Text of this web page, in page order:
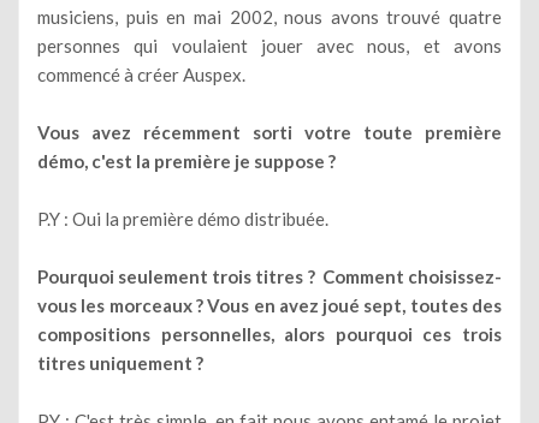
musiciens, puis en mai 2002, nous avons trouvé quatre
personnes qui voulaient jouer avec nous, et avons
commencé à créer Auspex.
Vous avez récemment sorti votre toute première
démo, c'est la première je suppose ?
P.Y : Oui la première démo distribuée.
Pourquoi seulement trois titres ? Comment choisissez-
vous les morceaux ? Vous en avez joué sept, toutes des
compositions personnelles, alors pourquoi ces trois
titres uniquement ?